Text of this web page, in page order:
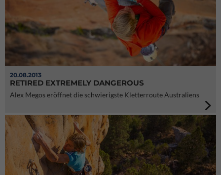
20.08.2013
RETIRED EXTREMELY DANGEROUS
Alex Megos eröffnet die schwierigste Kletterroute Australiens